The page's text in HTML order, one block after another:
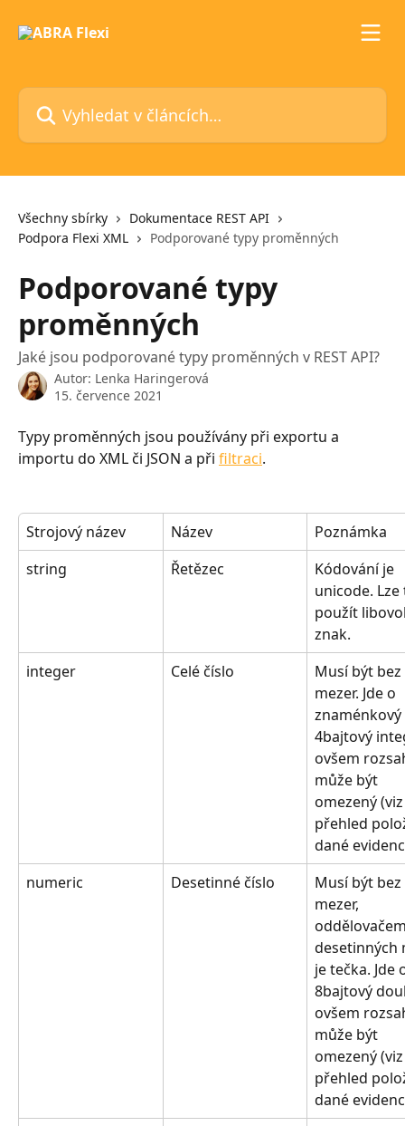
Vyhledat v článcích…
Všechny sbírky
Dokumentace REST API
Podpora Flexi XML
Podporované typy proměnných
Podporované typy
proměnných
Jaké jsou podporované typy proměnných v REST API?
Autor: Lenka Haringerová
15. července 2021
Typy proměnných jsou používány při exportu a
importu do XML či JSON a při filtraci.
Strojový název Název
Poznámka
string
Řetězec
Kódování je
unicode.
použít
znak.
integer
Celé číslo
Musí být bez
mezer. Jde o
znaménkový
4bajtový
ovšem
může být
omezený
přehled
dané
numeric
Desetinné číslo
Musí být bez
mezer,
desetinných
je tečka. Jde
8bajtový
ovšem
může být
omezený
přehled
dané